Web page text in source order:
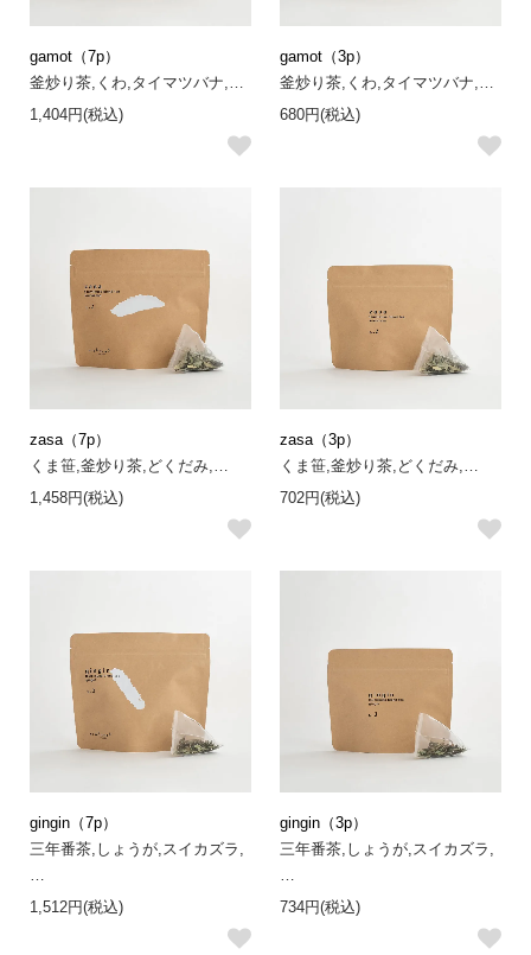
gamot（7p）
釜炒り茶,くわ,タイマツバナ,…
1,404円(税込)
gamot（3p）
釜炒り茶,くわ,タイマツバナ,…
680円(税込)
zasa（7p）
くま笹,釜炒り茶,どくだみ,…
1,458円(税込)
zasa（3p）
くま笹,釜炒り茶,どくだみ,…
702円(税込)
gingin（7p）
三年番茶,しょうが,スイカズラ,
…
1,512円(税込)
gingin（3p）
三年番茶,しょうが,スイカズラ,
…
734円(税込)